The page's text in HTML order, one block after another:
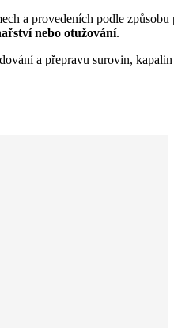
a provedeních podle
nebo otužování.
a přepravu surovin,